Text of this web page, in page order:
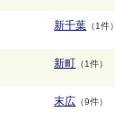
新千葉 （1件）
新町 （1件）
末広 （9件）